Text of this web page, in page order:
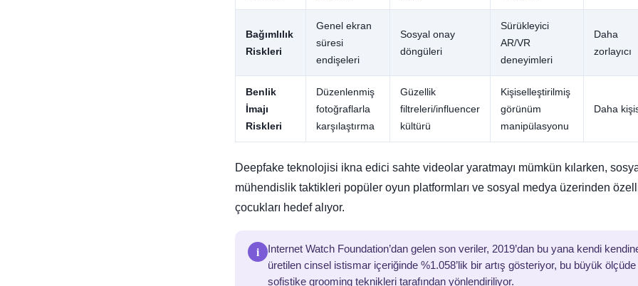
Bağımlılık
Riskleri
Genel ekran
süresi
endişeleri
Sosyal onay
döngüleri
Sürükleyici
AR/VR
deneyimleri
Daha
zorlayıcı
Benlik
İmajı
Riskleri
Düzenlenmiş
fotoğraflarla
karşılaştırma
Güzellik
filtreleri/influencer
kültürü
Kişiselleştirilmiş
görünüm
manipülasyonu
Daha
Deepfake teknolojisi ikna edici sahte videolar yaratmayı mümkün kılarken,
mühendislik taktikleri popüler oyun platformları ve sosyal medya üzerinden
çocukları hedef alıyor.
i
Internet Watch Foundation’dan gelen son veriler, 2019’dan bu yana kendi
üretilen cinsel istismar içeriğinde %1.058’lik bir artış gösteriyor, bu büyük ölçüde
sofistike grooming teknikleri tarafından yönlendiriliyor.